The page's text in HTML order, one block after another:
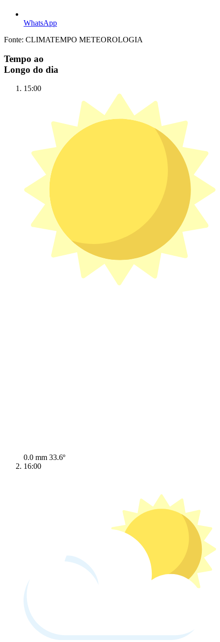
WhatsApp
Fonte: CLIMATEMPO METEOROLOGIA
Tempo ao
Longo do dia
15:00
0.0 mm 33.6º
16:00